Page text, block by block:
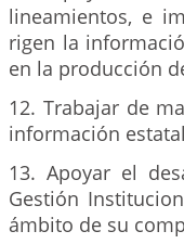
lineamientos, e
rigen la
en la producción
12. Trabajar de
información
13. Apoyar el
Gestión
ámbito de su